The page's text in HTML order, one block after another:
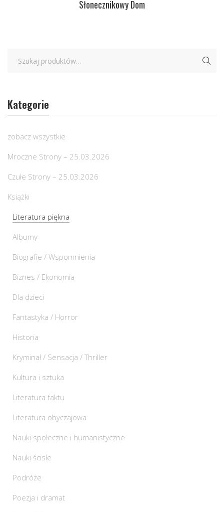
Słonecznikowy Dom
Kategorie
zobacz wszystkie
Mroczne Strony – 25.03.2026
Czułe Strony – 25.03.2026
Książki
Literatura piękna
Albumy
Biografie / Wspomnienia
Biznes / Ekonomia
Dla dzieci
Fantastyka / Horror
Historia
Kryminał / Sensacja / Thriller
Kultura i sztuka
Literatura faktu
Literatura obyczajowa
Nauki społeczne i humanistyczne
Nauki ścisłe
Podróże
Poezja i dramat